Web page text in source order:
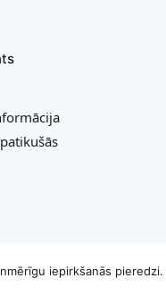
iepirkšanās pieredzi.